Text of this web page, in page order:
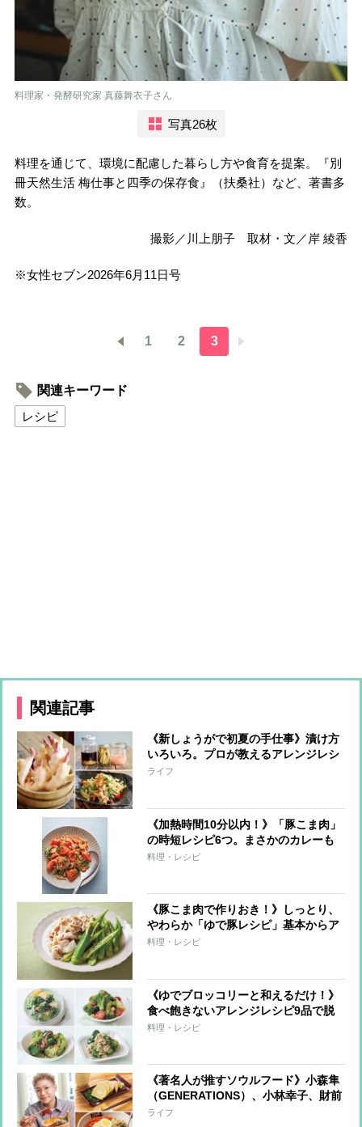
料理家・発酵研究家 真藤舞衣子さん
写真26枚
料理を通じて、環境に配慮した暮らし方や食育を提案。『別
冊天然生活 梅仕事と四季の保存食』（扶桑社）など、著書多
数。
撮影／川上朋子 取材・文／岸 綾香
※女性セブン2026年6月11日号
1 2 3
関連キーワード
レシピ
関連記事
《新しょうがで初夏の手仕事》漬け方
いろいろ。プロが教えるアレンジレシ
ピも必見！
ライフ
《加熱時間10分以内！》「豚こま肉」
の時短レシピ6つ。まさかのカレーも
煮込まずOK！
料理・レシピ
《豚こま肉で作りおき！》しっとり、
やわらか「ゆで豚レシピ」基本からア
レンジまで全9レシピ
料理・レシピ
《ゆでブロッコリーと和えるだけ！》
食べ飽きないアレンジレシピ9品で脱
マンネリ！
料理・レシピ
《著名人が推すソウルフード》小森隼
（GENERATIONS）、小林幸子、財前
直見らが愛する味は？お店やお取り寄
ライフ